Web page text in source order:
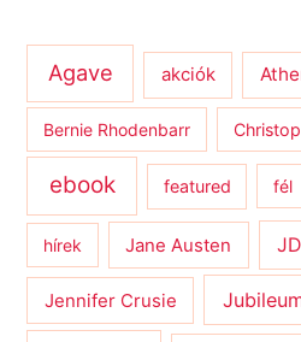
Agave akciók
Bernie Rhodenbarr
ebook featured fél
hírek Jane Austen
Jennifer Crusie